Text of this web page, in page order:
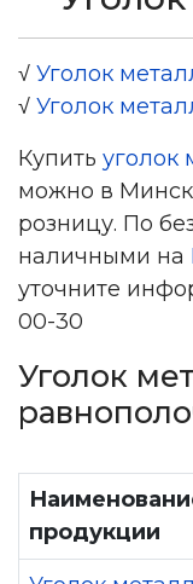
√ Уголок
√ Уголок
Купить уголок
можно в
розницу. По
наличными на
уточните
00-30
Уголок
продукции